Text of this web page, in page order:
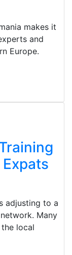
makes it
and
Europe.
adjusting to a
Many
local